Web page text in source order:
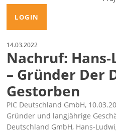
LOGIN
14.03.2022
Nachruf:
– Gründer Der
Gestorben
PIC Deutschland GmbH,
Gründer und langjährige
Deutschland GmbH, Hans-